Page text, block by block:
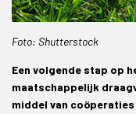
Foto: Shutterstock
Een volgende stap op
maatschappelijk
middel van